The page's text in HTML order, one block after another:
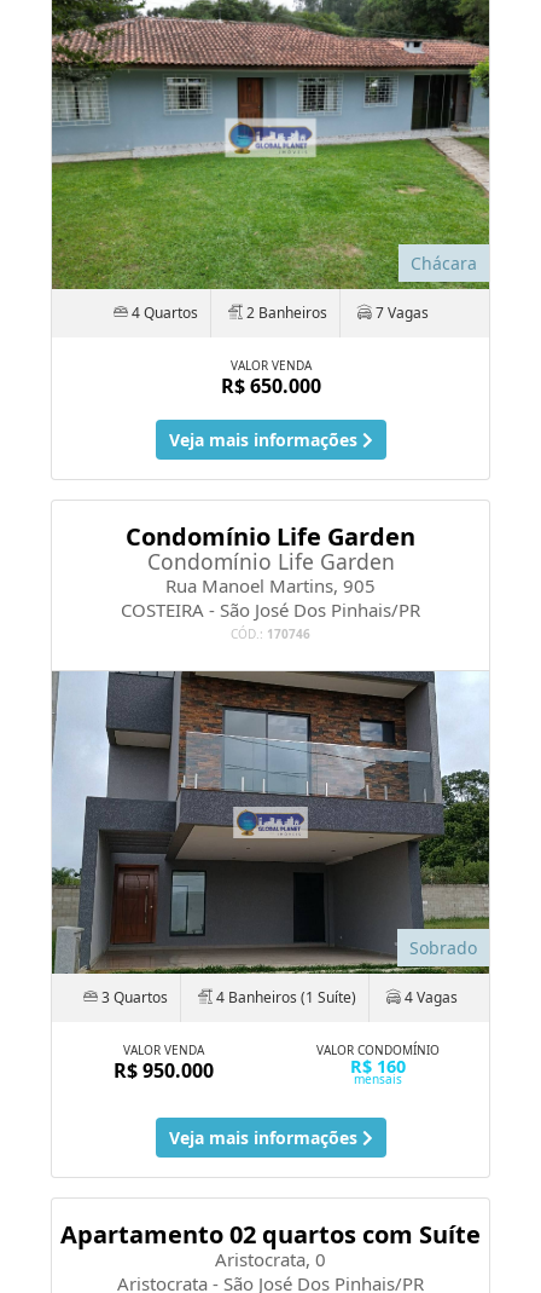
Chácara
4 Quartos 2 Banheiros 7 Vagas
VALOR VENDA
R$ 650.000
Veja mais informações
Condomínio Life Garden
Condomínio Life Garden
Rua Manoel Martins, 905
COSTEIRA - São José Dos Pinhais/PR
CÓD.: 170746
Sobrado
3 Quartos 4 Banheiros (1 Suíte) 4 Vagas
VALOR VENDA
R$ 950.000
VALOR CONDOMÍNIO
R$ 160
mensais
Veja mais informações
Apartamento 02 quartos com Suíte
Aristocrata, 0
Aristocrata - São José Dos Pinhais/PR